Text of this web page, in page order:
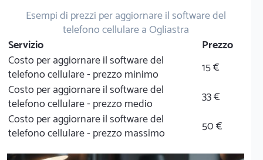
Esempi di prezzi per aggiornare il software del
telefono cellulare a Ogliastra
Servizio
Prezzo
Costo per aggiornare il software del
telefono cellulare - prezzo minimo
15 €
Costo per aggiornare il software del
telefono cellulare - prezzo medio
33 €
Costo per aggiornare il software del
telefono cellulare - prezzo massimo
50 €